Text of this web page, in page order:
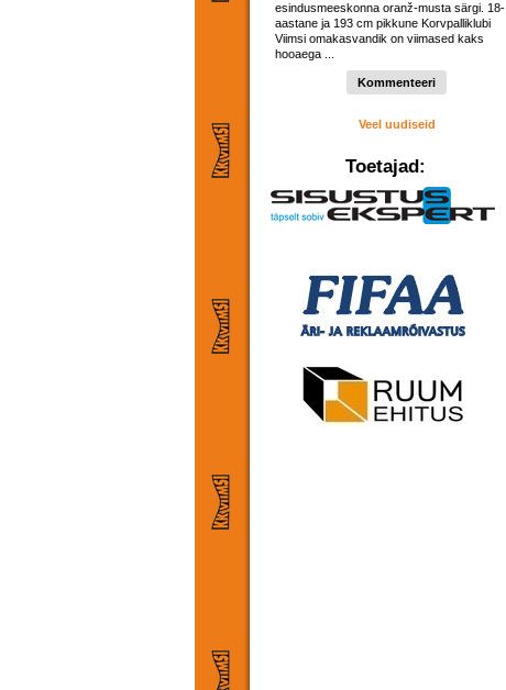
esindusmeeskonna oranž-musta särgi. 18-
aastane ja 193 cm pikkune Korvpalliklubi
Viimsi omakasvandik on viimased kaks
hooaega ...
Kommenteeri
Veel uudiseid
Toetajad: